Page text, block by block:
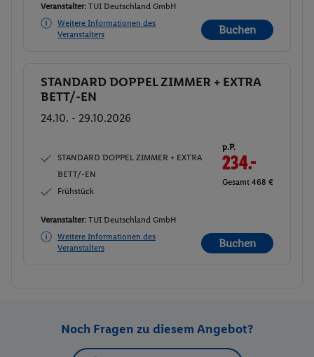
Veranstalter: TUI Deutschland GmbH
Weitere Informationen des
Veranstalters
Buchen
Buchen
STANDARD DOPPEL ZIMMER + EXTRA
BETT/-EN
24.10. - 29.10.2026
STANDARD DOPPEL ZIMMER + EXTRA
BETT/-EN
Frühstück
p.P.
234.-
Gesamt 468 €
Veranstalter: TUI Deutschland GmbH
Weitere Informationen des
Veranstalters
Buchen
Noch Fragen zu diesem Angebot?